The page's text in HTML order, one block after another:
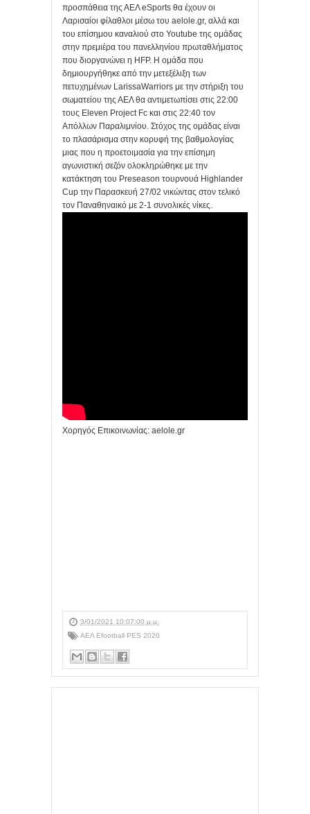
προσπάθεια της ΑΕΛ eSports θα έχουν οι
Λαρισαίοι φίλαθλοι μέσω του aelole.gr, αλλά και
του επίσημου καναλιού στο Youtube της ομάδας
στην πρεμιέρα του πανελληνίου πρωταθλήματος
που διοργανώνει η HFP. Η ομάδα που
δημιουργήθηκε από την μετεξέλιξη των
πετυχημένων LarissaWarriors με την στήριξη του
σωματείου της ΑΕΛ θα αντιμετωπίσει στις 22:00
τους Eleven Project Fc και στις 22:40 τον
Απόλλων Παραλιμνίου. Στόχος της ομάδας είναι
το πλασάρισμα στην κορυφή της βαθμολογίας
μιας που η προετοιμασία για την επίσημη
αγωνιστική σεζόν ολοκληρώθηκε με την
κατάκτηση του Preseason τουρνουά Highlander
Cup την Παρασκευή 27/02 νικώντας στον τελικό
τον Παναθηναικό με 2-1 συνολικές νίκες.
Χορηγός Επικοινωνίας: aelole.gr
3/01/2021 10:07:00 μ.μ.
ΑΕΛ Efootball PES 2020